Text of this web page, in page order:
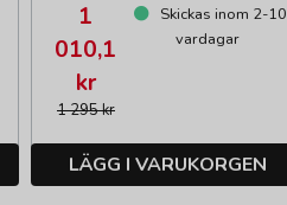
1 295 kr
1
010,1
kr
Skickas inom 2-10
vardagar
LÄGG I VARUKORGEN